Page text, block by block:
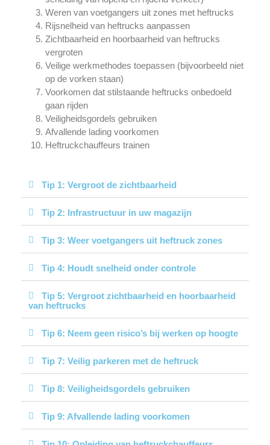
Weren van voetgangers uit zones met heftrucks
Rijsnelheid van heftrucks aanpassen
Zichtbaarheid en hoorbaarheid van heftrucks
vergroten
Veilige werkmethodes toepassen (bijvoorbeeld niet
op de vorken staan)
Voorkomen dat stilstaande heftrucks onbedoeld
gaan rijden
Veiligheidsgordels gebruiken
Afvallende lading voorkomen
Heftruckchauffeurs trainen
Tip 1: Vergroot de zichtbaarheid
Tip 2: Infrastructuur in uw magazijn
Tip 3: Weer voetgangers uit heftruck zones
Tip 4: Houdt snelheid onder controle
Tip 5: Vergroot zichtbaarheid en hoorbaarheid
van heftrucks
Tip 6: Neem geen risico’s bij werken op hoogte
Tip 7: Veilig parkeren met de heftruck
Tip 8: Veiligheidsgordels gebruiken
Tip 9: Afvallende lading voorkomen